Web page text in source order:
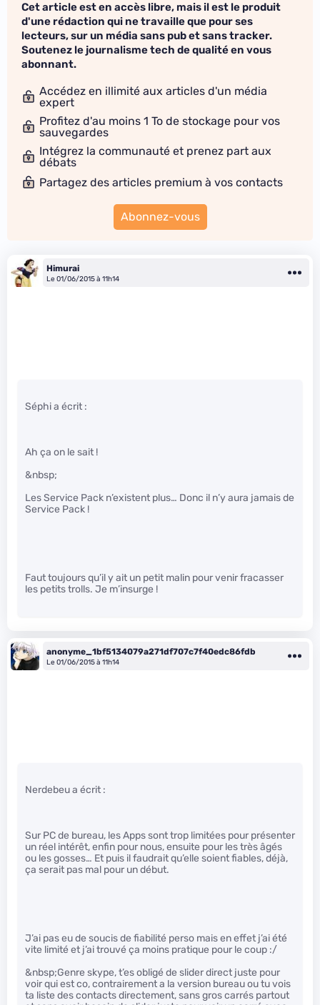
Cet article est en accès libre, mais il est le produit
d'une rédaction qui ne travaille que pour ses
lecteurs, sur un média sans pub et sans tracker.
Soutenez le journalisme tech de qualité en vous
abonnant.
Accédez en illimité aux articles d'un média
expert
Profitez d'au moins 1 To de stockage pour vos
sauvegardes
Intégrez la communauté et prenez part aux
débats
Partagez des articles premium à vos contacts
Abonnez-vous
Himurai
Le 01/06/2015 à 11h14
Séphi a écrit :
Ah ça on le sait !
&nbsp;
Les Service Pack n’existent plus… Donc il n’y aura jamais de
Service Pack !
Faut toujours qu’il y ait un petit malin pour venir fracasser
les petits trolls. Je m’insurge !
anonyme_1bf5134079a271df707c7f40edc86fdb
Le 01/06/2015 à 11h14
Nerdebeu a écrit :
Sur PC de bureau, les Apps sont trop limitées pour présenter
un réel intérêt, enfin pour nous, ensuite pour les très âgés
ou les gosses… Et puis il faudrait qu’elle soient fiables, déjà,
ça serait pas mal pour un début.
J’ai pas eu de soucis de fiabilité perso mais en effet j’ai été
vite limité et j’ai trouvé ça moins pratique pour le coup :/
&nbsp;Genre skype, t’es obligé de slider direct juste pour
voir qui est co, contrairement a la version bureau ou tu vois
ta liste des contacts directement, sans gros carrés partout